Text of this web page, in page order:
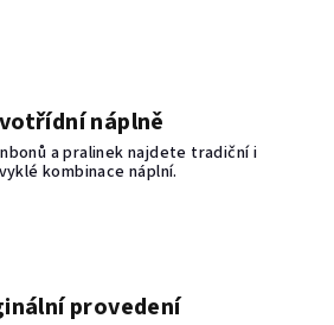
náplně
a pralinek najdete tradiční i
kombinace náplní.
provedení